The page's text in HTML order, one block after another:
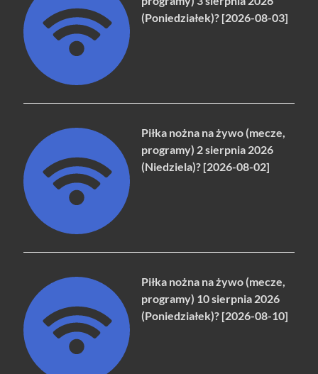
(Poniedziałek)? [2026-08-03]
Piłka nożna na żywo (mecze,
programy) 2 sierpnia 2026
(Niedziela)? [2026-08-02]
Piłka nożna na żywo (mecze,
programy) 10 sierpnia 2026
(Poniedziałek)? [2026-08-10]